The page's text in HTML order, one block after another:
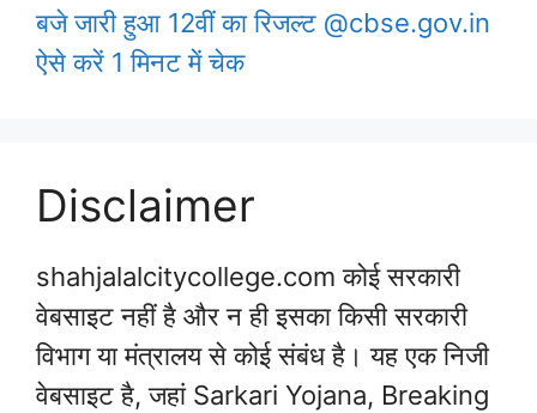
बजे जारी हुआ 12वीं का रिजल्ट @cbse.gov.in
ऐसे करें 1 मिनट में चेक
Disclaimer
shahjalalcitycollege.com कोई सरकारी
वेबसाइट नहीं है और न ही इसका किसी सरकारी
विभाग या मंत्रालय से कोई संबंध है। यह एक निजी
वेबसाइट है, जहां Sarkari Yojana, Breaking